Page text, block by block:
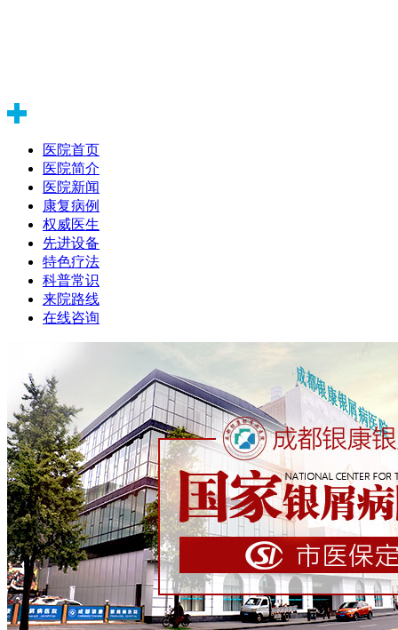
医院首页
医院简介
医院新闻
康复病例
权威医生
先进设备
特色疗法
科普常识
来院路线
在线咨询